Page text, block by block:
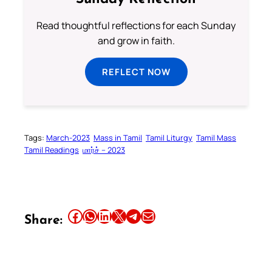
Read thoughtful reflections for each Sunday
and grow in faith.
REFLECT NOW
Tags: March-2023 Mass in Tamil Tamil Liturgy Tamil Mass
Tamil Readings மார்ச் – 2023
Share: Share this article on Facebook Share this article on WhatsApp Share this article on LinkedIn Share this article on X Share this article on TelegramEmail this Article